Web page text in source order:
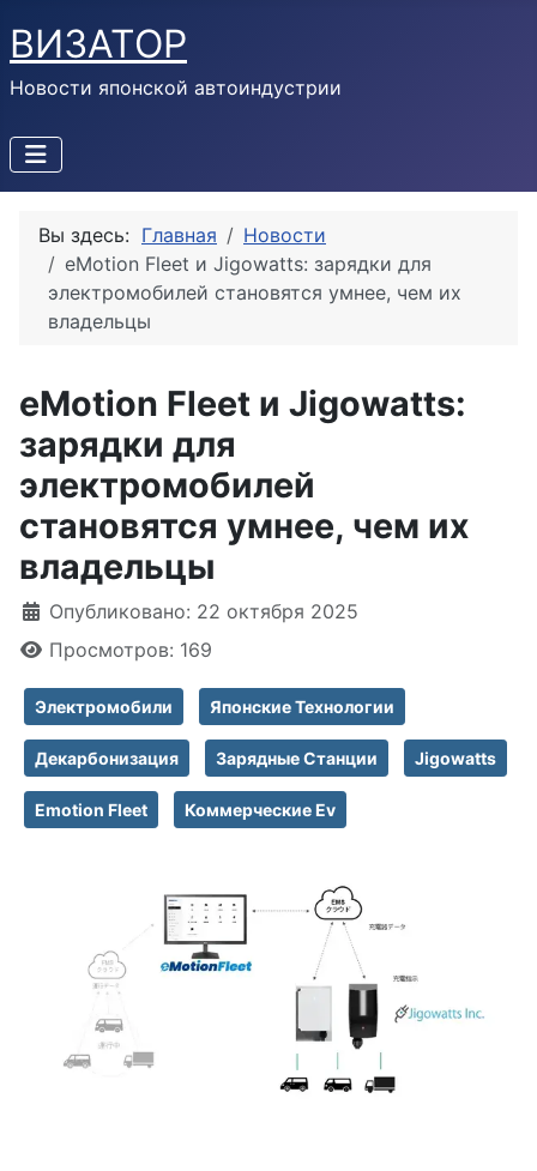
ВИЗАТОР
Новости японской автоиндустрии
Вы здесь: Главная
Новости
eMotion Fleet и Jigowatts: зарядки для
электромобилей становятся умнее, чем их
владельцы
eMotion Fleet и Jigowatts:
зарядки для
электромобилей
становятся умнее, чем их
владельцы
Информация о материале
Опубликовано: 22 октября 2025
Просмотров: 169
Электромобили Японские Технологии
Декарбонизация Зарядные Станции Jigowatts
Emotion Fleet Коммерческие Ev